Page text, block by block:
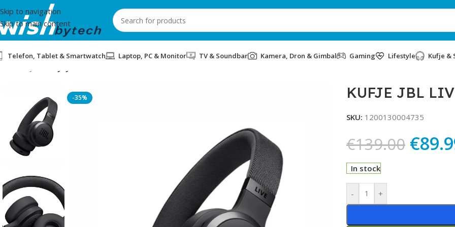
Skip to navigation
Skip to main content
Telefon, Tablet & Smartwatch Laptop, PC & Monitor TV & Soundbar Kamera, Dron & Gimbal Gaming Lifestyle Kufje &
-35% KUFJE JBL
SKU: 1200130004735
€139.00 €
In stock
- +
Alternative: